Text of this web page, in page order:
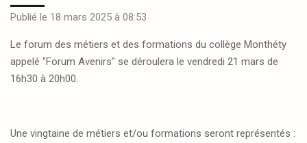
Publié le 18 mars 2025 à 08:53
Le forum des métiers et des formations du collège Monthéty
appelé "Forum Avenirs" se déroulera le vendredi 21 mars de
16h30 à 20h00.
Une vingtaine de métiers et/ou formations seront représentés :